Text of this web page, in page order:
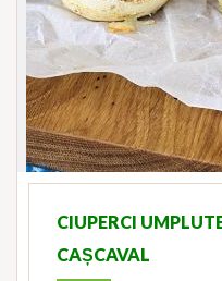
CIUPERCI
CAȘCAVAL